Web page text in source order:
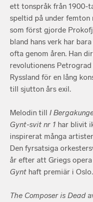
ett tonspråk från 1900-
speltid på under femton
som först gjorde
bland hans verk har bara
ofta genom åren. Han
revolutionens
Ryssland för en lång
till sjutton års exil.
Melodin till I
Gynt-svit nr 1 har blivit
inspirerat många
Den fyrsatsiga
år efter att Griegs
Gynt haft premiär i Oslo.
The Composer is Dead